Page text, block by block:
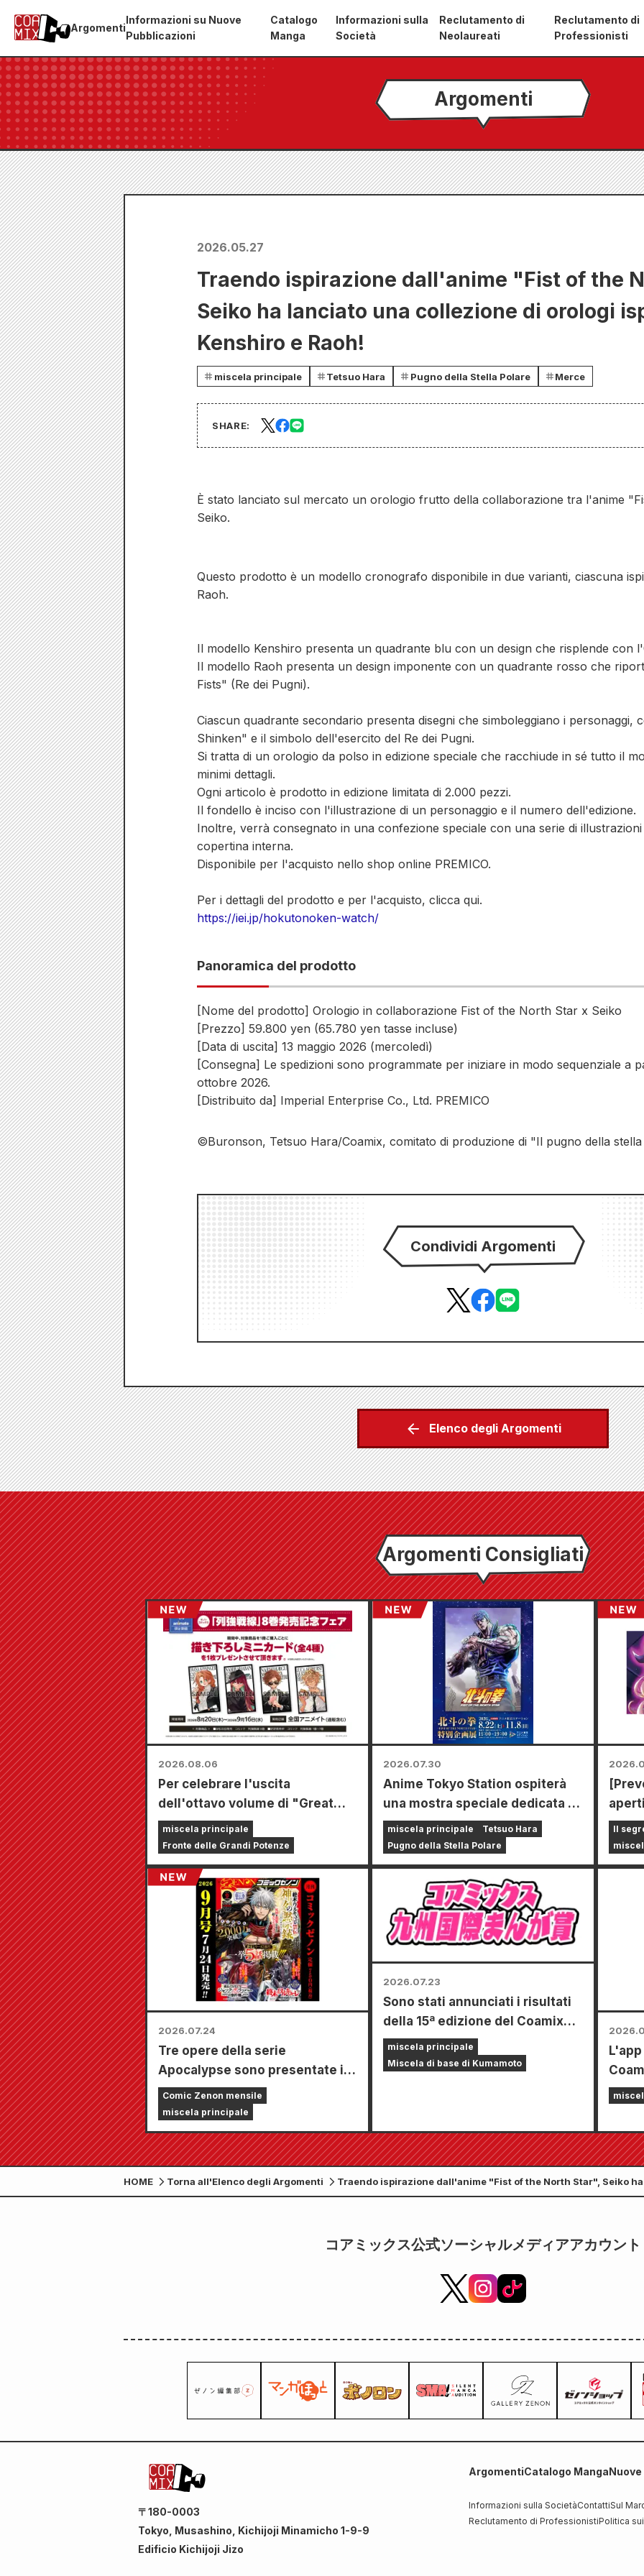
Argomenti
Informazioni su Nuove
Pubblicazioni
Catalogo
Manga
Informazioni sulla
Società
Reclutamento di
Neolaureati
Reclutamento di
Professionisti
Argomenti
2026.05.27
Traendo ispirazione dall'anime "Fist of the
Seiko ha lanciato una collezione di orologi
Kenshiro e Raoh!
miscela principale Tetsuo Hara Pugno della Stella Polare Merce
SHARE:
È stato lanciato sul mercato un orologio frutto della collaborazione tra l'anime
Seiko.
Questo prodotto è un modello cronografo disponibile in due varianti, ciascuna
Raoh.
Il modello Kenshiro presenta un quadrante blu con un design che risplende con
Il modello Raoh presenta un design imponente con un quadrante rosso che
Fists" (Re dei Pugni).
Ciascun quadrante secondario presenta disegni che simboleggiano i personaggi,
Shinken" e il simbolo dell'esercito del Re dei Pugni.
Si tratta di un orologio da polso in edizione speciale che racchiude in sé tutto il
minimi dettagli.
Ogni articolo è prodotto in edizione limitata di 2.000 pezzi.
Il fondello è inciso con l'illustrazione di un personaggio e il numero dell'edizione.
Inoltre, verrà consegnato in una confezione speciale con una serie di
copertina interna.
Disponibile per l'acquisto nello shop online PREMICO.
Per i dettagli del prodotto e per l'acquisto, clicca qui.
https://iei.jp/hokutonoken-watch/
Panoramica del prodotto
[Nome del prodotto] Orologio in collaborazione Fist of the North Star x Seiko
[Prezzo] 59.800 yen (65.780 yen tasse incluse)
[Data di uscita] 13 maggio 2026 (mercoledì)
[Consegna] Le spedizioni sono programmate per iniziare in modo sequenziale a
ottobre 2026.
[Distribuito da] Imperial Enterprise Co., Ltd. PREMICO
©Buronson, Tetsuo Hara/Coamix, comitato di produzione di "Il pugno della
Condividi Argomenti
Elenco degli Argomenti
Argomenti Consigliati
2026.08.06
Per celebrare l'uscita
dell'ottavo volume di "Great
Powers Frontline", a partire dal
20 agosto si terrà una fiera a
tempo limitato presso i negozi
Animate di tutta la nazione,
dove potrete aggiudicarvi una
mini card disegnata
appositamente (4 tipi in totale)!
miscela principale
Fronte delle Grandi Potenze
2026.07.30
Anime Tokyo Station ospiterà
una mostra speciale dedicata a
"Fist of the North Star"!!
miscela principale
Tetsuo Hara
Pugno della Stella Polare
una
Il
of
Il
2026.07.24
Tre opere della serie
Apocalypse sono presentate in
un unico numero con 5 capitoli!!
Il numero di settembre 2026 di
"Monthly Comic Zenon" sarà in
vendita dal 24 luglio!!
Comic Zenon mensile
miscela principale
2026.07.23
Sono stati annunciati i risultati
della 15ª edizione del Coamix
Kyushu International Manga
Award!
miscela principale
Miscela di base di Kumamoto
HOME Torna all'Elenco degli Argomenti
Traendo ispirazione dall'anime "Fist of the North Star", Seiko
a Kenshiro e Raoh!
コアミックス公式ソーシャルメディアアカウント
〒180-0003
Tokyo, Musashino, Kichijoji Minamicho 1-9-9
Edificio Kichijoji Jizo
ArgomentiCatalogo Manga
Informazioni sulla SocietàContattiSul
Reclutamento di ProfessionistiPolitica